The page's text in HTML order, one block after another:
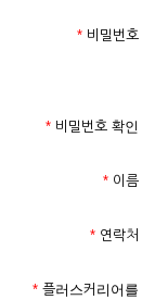
것으로 간주됩니
제3조 (약관의
관계법령의 규
① 서비스 이용
를 심사, 승낙
* 비밀번호
* 비밀번호 확인
* 이름
* 연락처
* 플러스커리어를